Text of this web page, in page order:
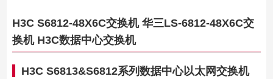
H3C S6812-48X6C交换机 华三LS-6812-48X6C交
换机 H3C数据中心交换机
H3C S6813&S6812系列数据中心以太网交换机